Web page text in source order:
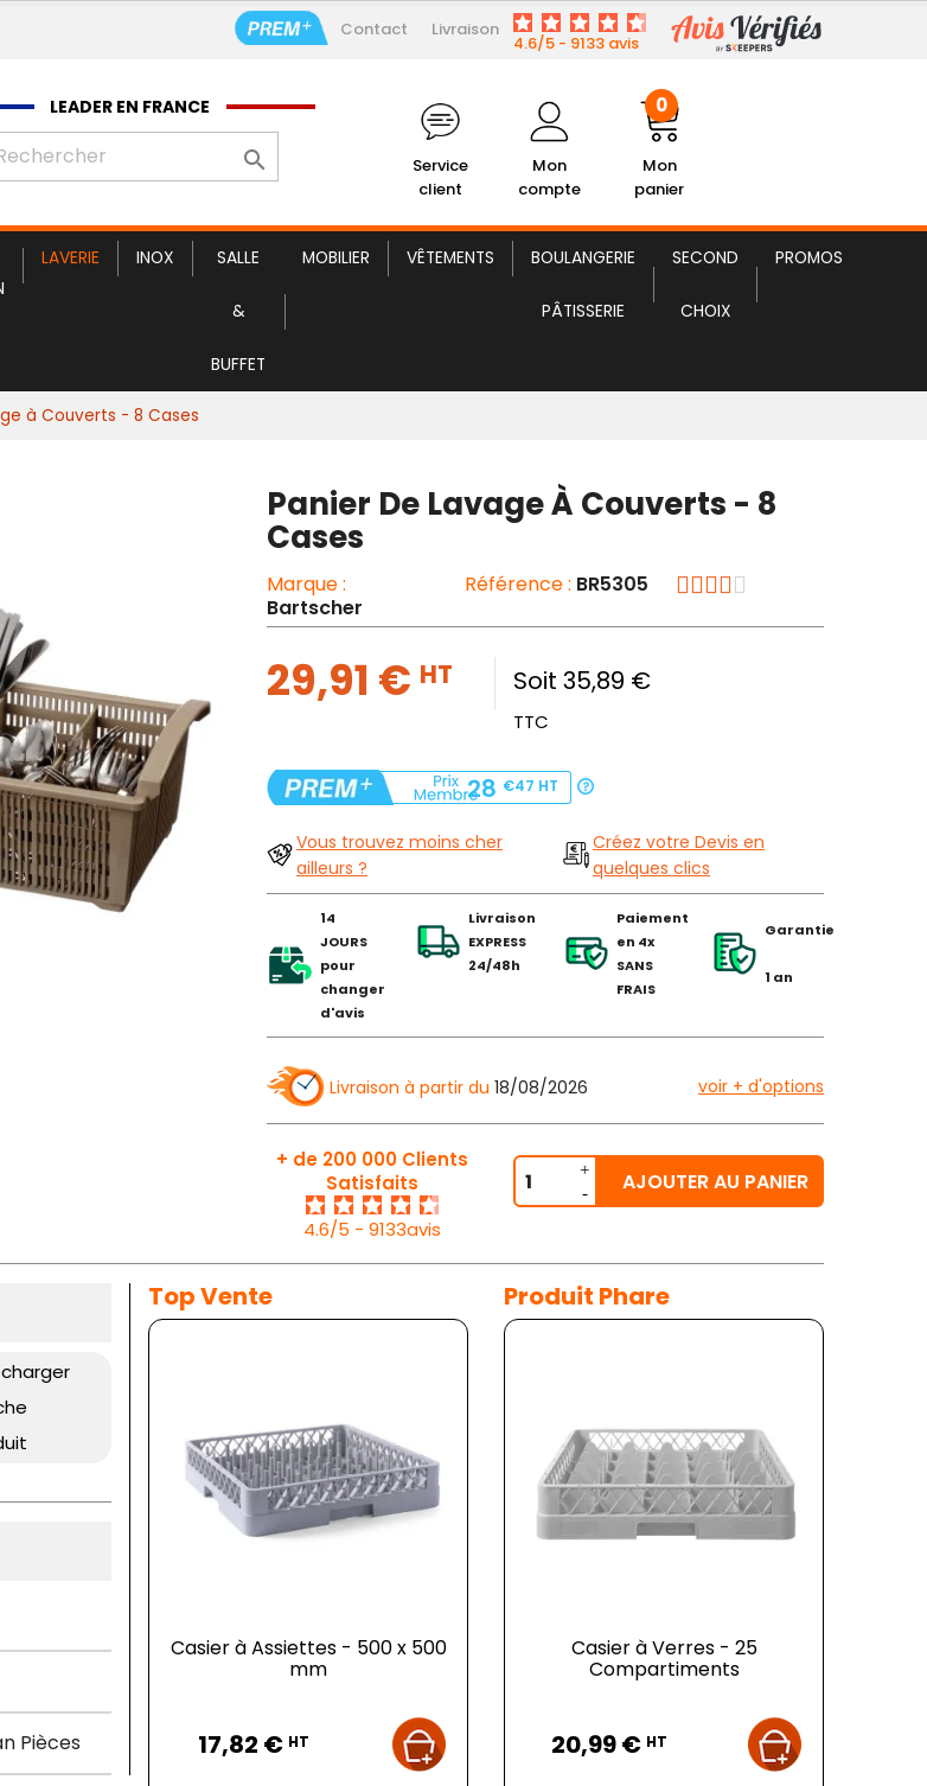
Contact Livraison
4.6/5 - 9133 avis
LEADER EN FRANCE

Service
client
Mon
compte
Mon
panier
0
LAVERIE INOX SALLE
&
BUFFET
MOBILIER VÊTEMENTS BOULANGERIE
PÂTISSERIE
SECOND
CHOIX
PROMOS
Panier de Lavage à Couverts 29,91 € HT
à Couverts - 8 Cases
Panier De Lavage À Couverts - 8
Cases
Marque :
Bartscher
Référence : BR5305
29,91 € HT Soit 35,89 €
TTC
28 €47 HT
Vous trouvez moins cher
ailleurs ?
Créez votre Devis en
quelques clics
14
JOURS
pour
changer
d'avis
Livraison
EXPRESS
24/48h
Paiement
en 4x
SANS
FRAIS
Garantie
1 an
Livraison à partir du 18/08/2026 voir + d'options
+ de 200 000 Clients
Satisfaits
4.6/5 - 9133avis
AJOUTER AU PANIER
Pièces
Top Vente
Casier à Assiettes - 500 x 500
mm
17,82 € HT
Produit Phare
Casier à Verres - 25
Compartiments
20,99 € HT